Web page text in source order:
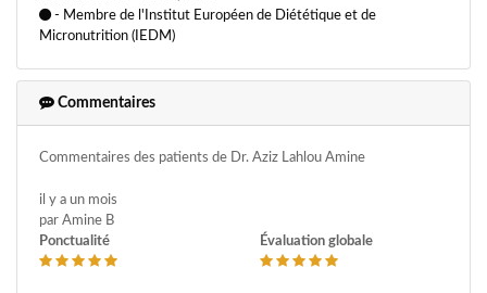
- Membre de l'Institut Européen de Diététique et de
Micronutrition (IEDM)
Commentaires
Commentaires des patients de Dr. Aziz Lahlou Amine
il y a un mois
par Amine B
Ponctualité
Évaluation globale